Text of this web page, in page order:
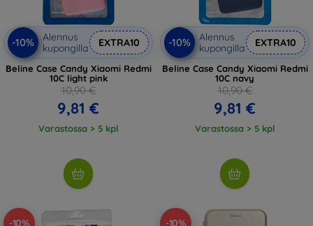
-10%
Alennus
kupongilla
EXTRA10
Beline Case Candy Xiaomi Redmi
10C light pink
10,90 €
9,81 €
Varastossa > 5 kpl
-10%
Alennus
kupongilla
EXTRA10
Beline Case Candy Xiaomi Redmi
10C navy
10,90 €
9,81 €
Varastossa > 5 kpl
-10% -10%